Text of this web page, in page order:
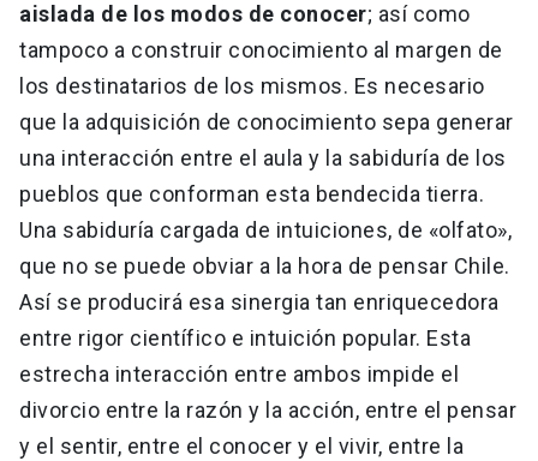
aislada de los modos de conocer; así como
tampoco a construir conocimiento al margen de
los destinatarios de los mismos. Es necesario
que la adquisición de conocimiento sepa generar
una interacción entre el aula y la sabiduría de los
pueblos que conforman esta bendecida tierra.
Una sabiduría cargada de intuiciones, de «olfato»,
que no se puede obviar a la hora de pensar Chile.
Así se producirá esa sinergia tan enriquecedora
entre rigor científico e intuición popular. Esta
estrecha interacción entre ambos impide el
divorcio entre la razón y la acción, entre el pensar
y el sentir, entre el conocer y el vivir, entre la